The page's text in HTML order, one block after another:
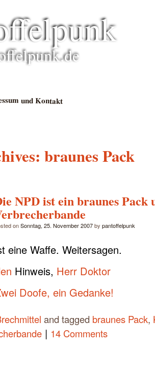
und Kontakt
braunes Pack
NPD ist ein braunes Pack
onSonntag, 25. November 2007by pantoffelpunk
eine Waffe. Weitersagen.
Hinweis, Herr Doktor
Doofe, ein Gedanke!
and tagged braunes Pack,
| 14 Comments